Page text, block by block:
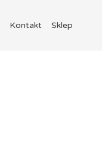
Kontakt Sklep